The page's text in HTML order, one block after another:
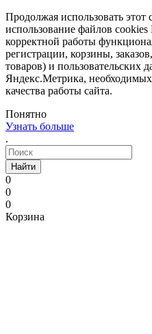
Продолжая использовать этот
использование файлов cookies
корректной работы
регистрации, корзины,
товаров) и
Яндекс.Метрика,
качества работы сайта.
Понятно
Узнать больше
.
Найти
0
0
0
Корзина